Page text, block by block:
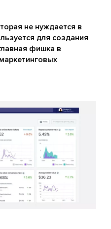
не нуждается в
для создания
фишка в